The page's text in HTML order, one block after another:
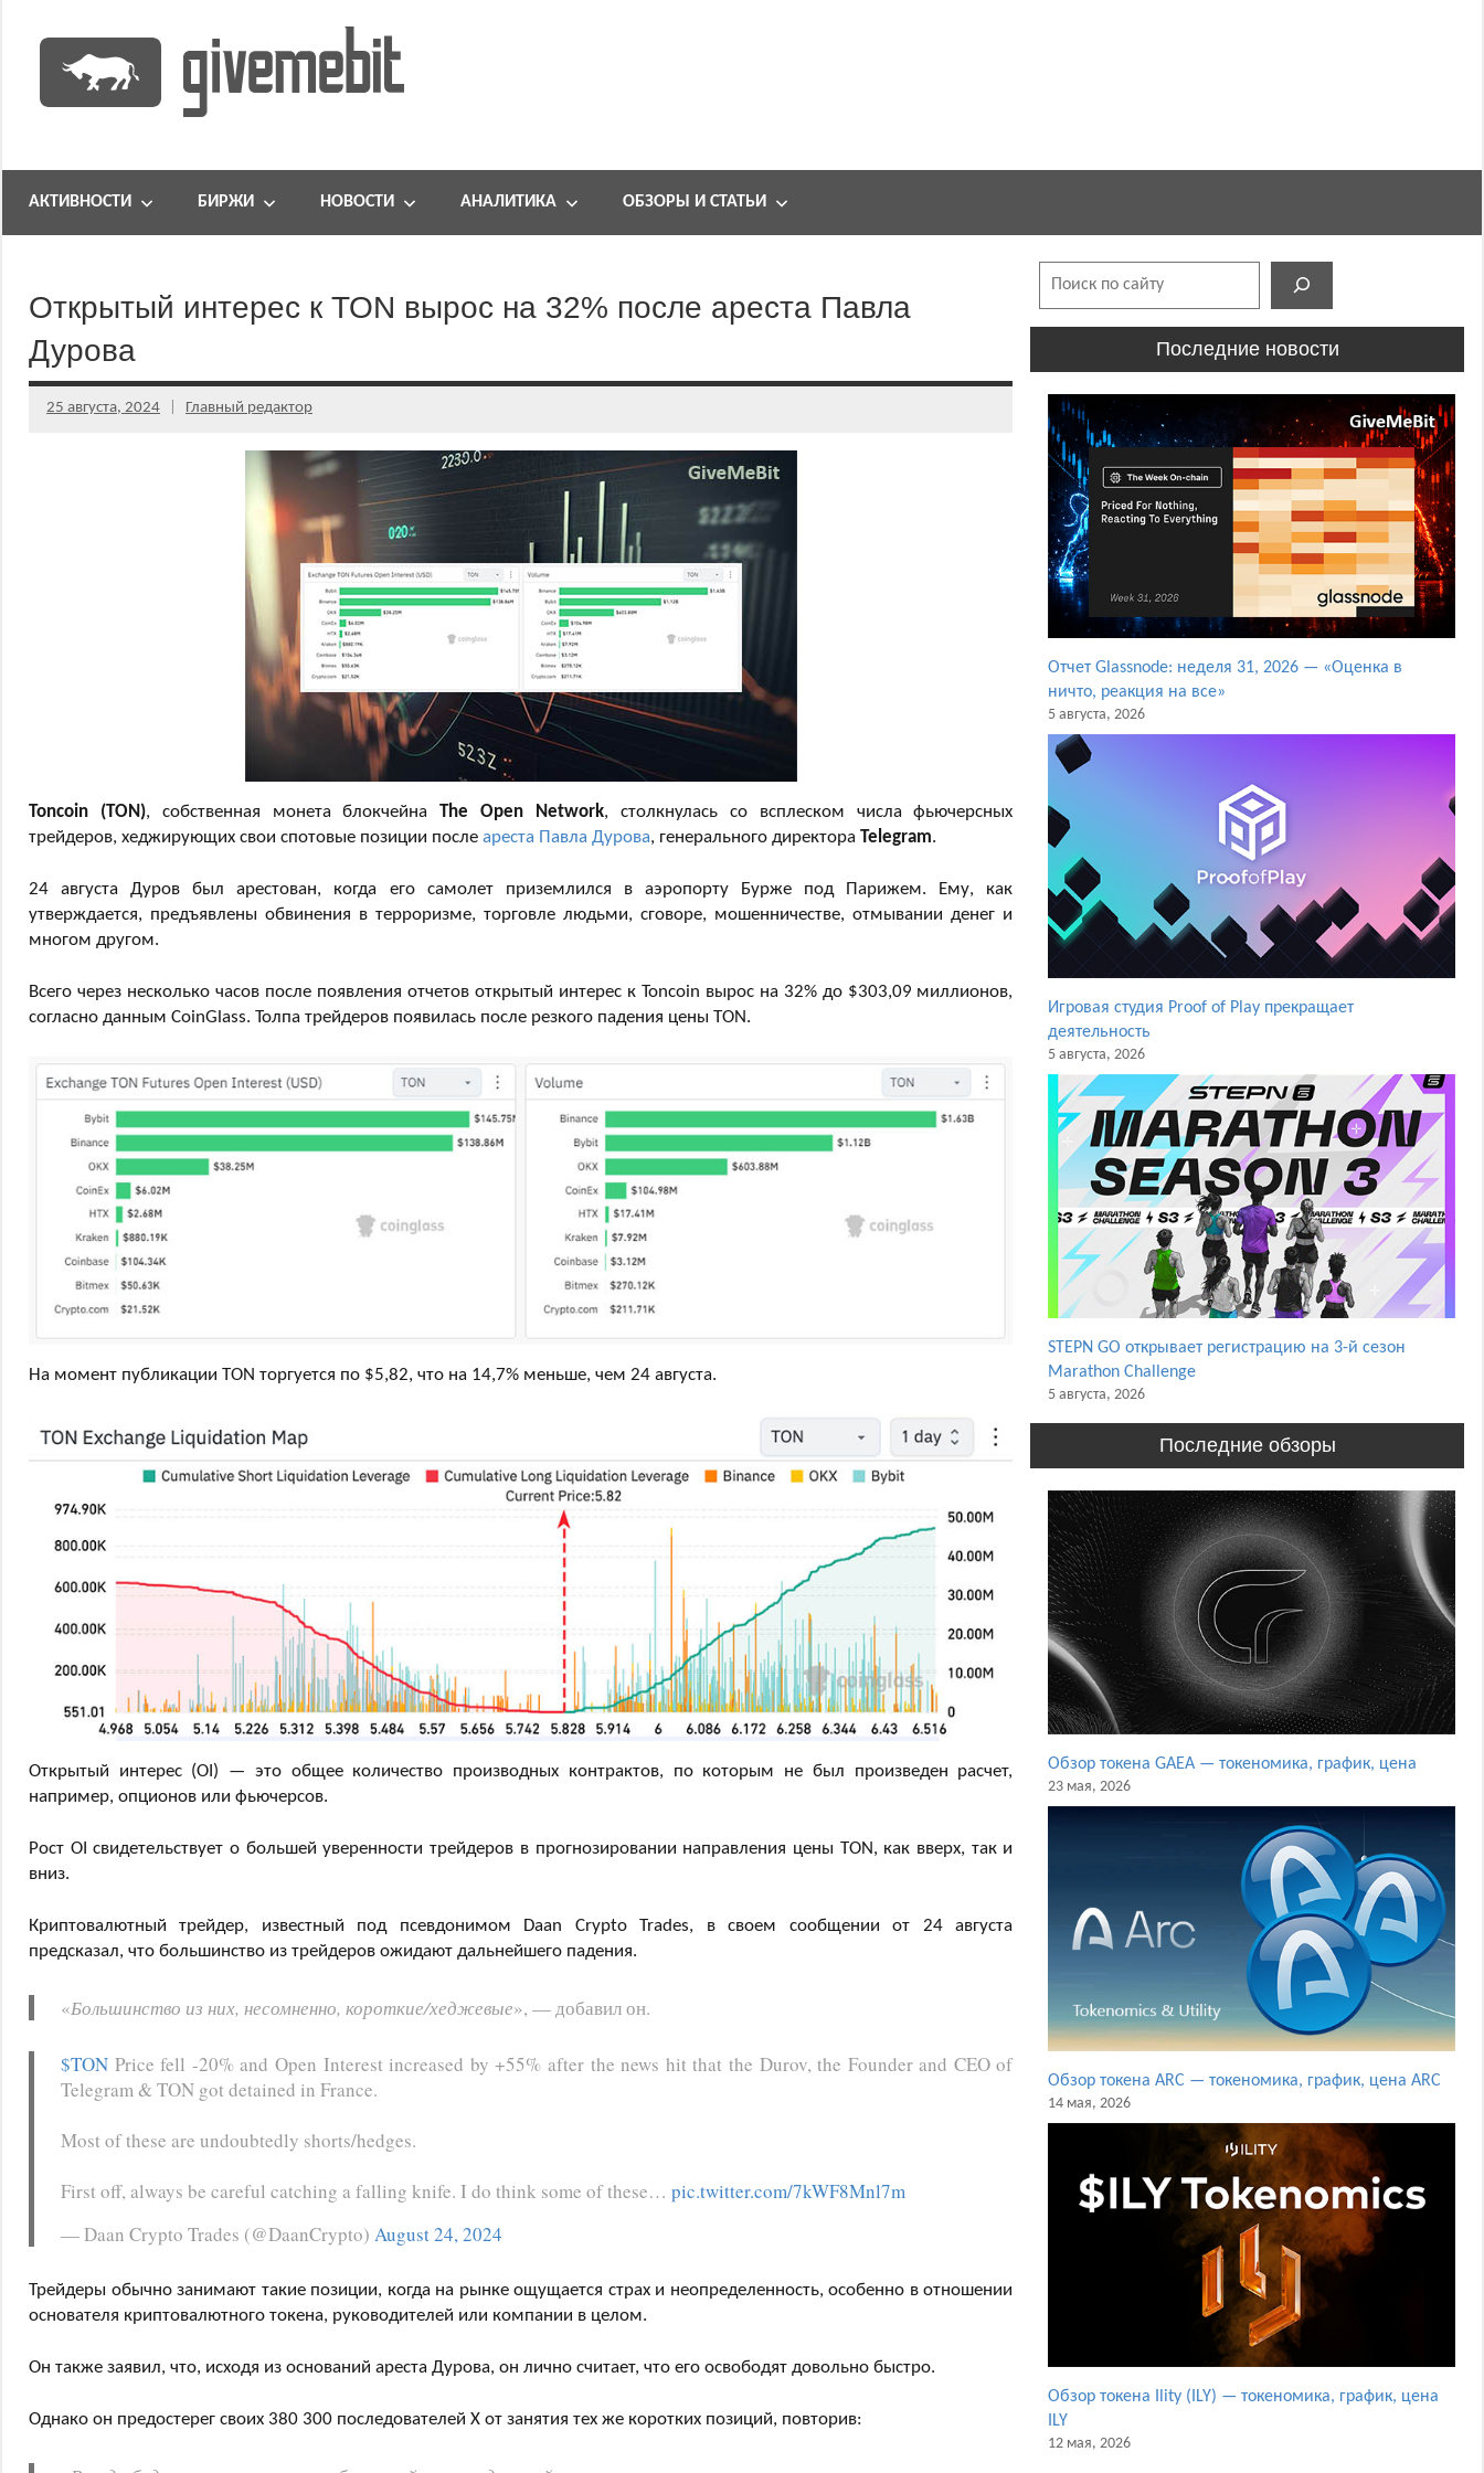
содержимому
GiveMeBit.com
портал
АКТИВНОСТИ БИРЖИ НОВОСТИ АНАЛИТИКА ОБЗОРЫ И СТАТЬИ
Открытый интерес к TON вырос на 32% после ареста Павла
Дурова
25 августа, 2024 Главный редактор
Toncoin (TON), собственная монета блокчейнаThe Open Network, столкнулась со всплеском числа фьючерсных
трейдеров, хеджирующих свои спотовые позиции после ареста Павла Дурова, генерального директора Telegram.
24 августа Дуров был арестован, когда его самолет приземлился в аэропорту Бурже под Парижем. Ему, как
утверждается, предъявлены обвинения в терроризме, торговле людьми, сговоре, мошенничестве, отмывании денег и
многом другом.
Всего через несколько часов после появления отчетов открытый интерес к Toncoin вырос на 32% до $303,09 миллионов,
согласно данным CoinGlass. Толпа трейдеров появилась после резкого падения цены TON.
На момент публикации TON торгуется по $5,82, что на 14,7% меньше, чем 24 августа.
Открытый интерес (OI) — это общее количество производных контрактов, по которым не был произведен расчет,
например, опционов или фьючерсов.
Рост OI свидетельствует о большей уверенности трейдеров в прогнозировании направления цены TON, как вверх, так и
вниз.
Криптовалютный трейдер, известный под псевдонимом Daan Crypto Trades, в своем сообщении от 24 августа
предсказал, что большинство из трейдеров ожидают дальнейшего падения.
«Большинство из них, несомненно, короткие/хеджевые», — добавил он.
$TON Price fell -20% and Open Interest increased by +55% after the news hit that the Durov, the Founder and CEO of
Telegram & TON got detained in France.
Most of these are undoubtedly shorts/hedges.
First off, always be careful catching a falling knife. I do think some of these… pic.twitter.com/7kWF8Mnl7m
— Daan Crypto Trades (@DaanCrypto) August 24, 2024
Трейдеры обычно занимают такие позиции, когда на рынке ощущается страх и неопределенность, особенно в отношении
основателя криптовалютного токена, руководителей или компании в целом.
Он также заявил, что, исходя из оснований ареста Дурова, он лично считает, что его освободят довольно быстро.
Однако он предостерег своих 380 300 последователей X от занятия тех же коротких позиций, повторив:
Последние новости
Отчет Glassnode: неделя 31, 2026 — «Оценка в
ничто, реакция на все»
5 августа, 2026
Игровая студия Proof of Play прекращает
деятельность
5 августа, 2026
STEPN GO открывает регистрацию на 3-й сезон
Marathon Challenge
5 августа, 2026
Последние обзоры
Обзор токена GAEA — токеномика, график, цена
23 мая, 2026
Обзор токена ARC — токеномика, график, цена ARC
14 мая, 2026
Обзор токена Ility (ILY) — токеномика, график, цена
ILY
12 мая, 2026